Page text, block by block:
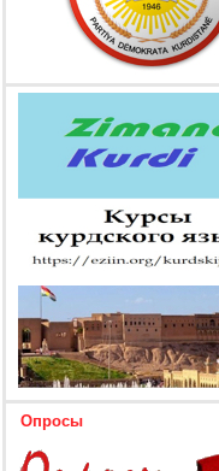
Опросы